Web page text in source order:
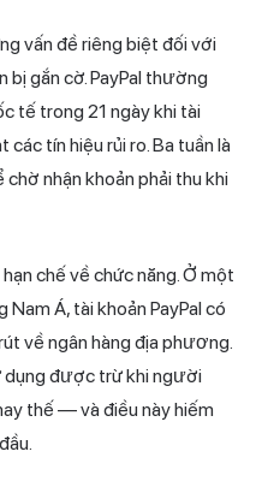
vấn đề riêng biệt đối với
bị gắn cờ. PayPal thường
tế trong 21 ngày khi tài
tín hiệu rủi ro. Ba tuần là
nhận khoản phải thu khi
chế về chức năng. Ở một
Á, tài khoản PayPal có
về ngân hàng địa phương.
dụng được trừ khi người
thế — và điều này hiếm